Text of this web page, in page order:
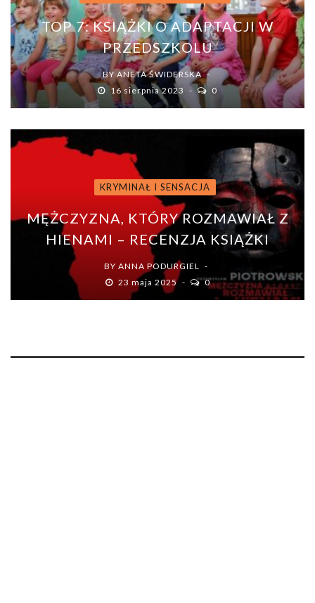
TOP 7: KSIĄŻKI O ADAPTACJI W
PRZEDSZKOLU
BYANETA ŚWIDERSKA
16 sierpnia 2023
0
KRYMINAŁ I SENSACJA
MĘŻCZYZNA, KTÓRY ROZMAWIAŁ Z
HIENAMI – RECENZJA KSIĄŻKI
BY ANNA PODURGIEL
23 maja 2025
0